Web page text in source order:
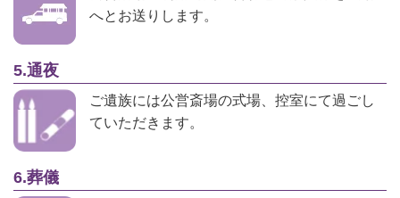
へとお送りします。
5.通夜
ご遺族には公営斎場の式場、控室にて過ごし
ていただきます。
6.葬儀